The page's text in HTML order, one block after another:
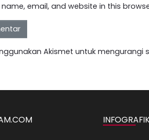
name, email, and website in this
Akismet untuk mengurangi